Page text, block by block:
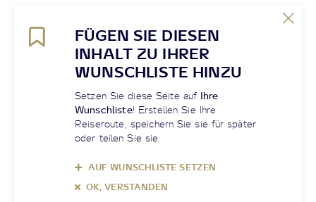
FÜGEN SIE DIESEN
INHALT ZU IHRER
WUNSCHLISTE HINZU
Setzen Sie diese Seite auf Ihre
Wunschliste! Erstellen Sie Ihre
Reiseroute, speichern Sie sie für später
oder teilen Sie sie.
AUF WUNSCHLISTE SETZEN
OK, VERSTANDEN